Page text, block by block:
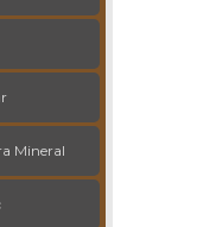
Mineral